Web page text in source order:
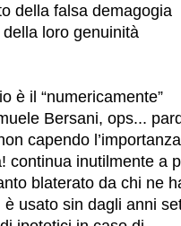
della falsa demagogia
loro genuinità
è il “numericamente”
Bersani, ops...
capendo
continua inutilmente a
blaterato da chi ne
usato sin dagli anni